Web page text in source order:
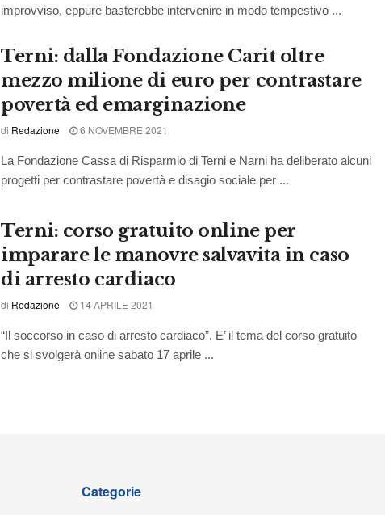
improvviso, eppure basterebbe intervenire in modo tempestivo ...
Terni: dalla Fondazione Carit oltre
mezzo milione di euro per contrastare
povertà ed emarginazione
di Redazione 6 NOVEMBRE 2021
La Fondazione Cassa di Risparmio di Terni e Narni ha deliberato alcuni
progetti per contrastare povertà e disagio sociale per ...
Terni: corso gratuito online per
imparare le manovre salvavita in caso
di arresto cardiaco
di Redazione 14 APRILE 2021
“Il soccorso in caso di arresto cardiaco”. E’ il tema del corso gratuito
che si svolgerà online sabato 17 aprile ...
Categorie